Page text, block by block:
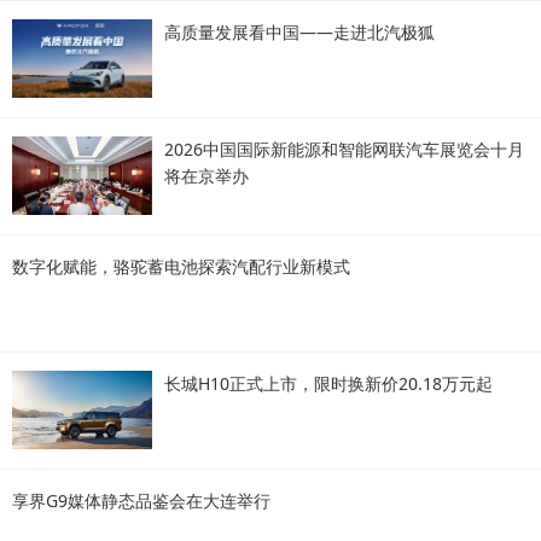
高质量发展看中国——走进北汽极狐
2026中国国际新能源和智能网联汽车展览会十月
将在京举办
数字化赋能，骆驼蓄电池探索汽配行业新模式
长城H10正式上市，限时换新价20.18万元起
享界G9媒体静态品鉴会在大连举行